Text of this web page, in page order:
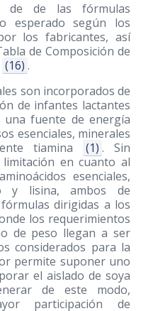
de de las fórmulas
esperado según los
los fabricantes, así
de Composición de
(16) .
son incorporados de
de infantes lactantes
fuente de energía
esenciales, minerales
tiamina
(1) . Sin
en cuanto al
esenciales,
y lisina, ambos de
dirigidas a los
los requerimientos
de peso llegan a ser
considerados para la
permite suponer uno
el aislado de soya
de este modo,
participación de